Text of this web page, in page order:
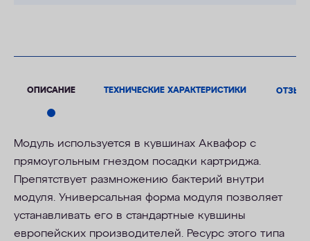
ОПИСАНИЕ ТЕХНИЧЕСКИЕ ХАРАКТЕРИСТИКИ
Модуль используется в кувшинах Аквафор c
прямоугольным гнездом посадки картриджа.
Препятствует размножению бактерий внутри
модуля. Универсальная форма модуля позволяет
устанавливать его в стандартные кувшины
европейских производителей. Ресурс этого типа